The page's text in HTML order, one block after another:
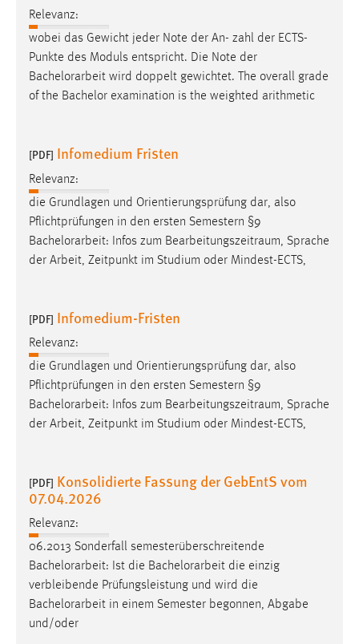
Relevanz:
wobei das Gewicht jeder Note der An- zahl der ECTS-
Punkte des Moduls entspricht. Die Note der
Bachelorarbeit wird doppelt gewichtet. The overall grade
of the Bachelor examination is the weighted arithmetic
[PDF] Infomedium Fristen
Relevanz:
die Grundlagen und Orientierungsprüfung dar, also
Pflichtprüfungen in den ersten Semestern §9
Bachelorarbeit: Infos zum Bearbeitungszeitraum, Sprache
der Arbeit, Zeitpunkt im Studium oder Mindest-ECTS,
[PDF] Infomedium-Fristen
Relevanz:
die Grundlagen und Orientierungsprüfung dar, also
Pflichtprüfungen in den ersten Semestern §9
Bachelorarbeit: Infos zum Bearbeitungszeitraum, Sprache
der Arbeit, Zeitpunkt im Studium oder Mindest-ECTS,
[PDF] Konsolidierte Fassung der GebEntS vom
07.04.2026
Relevanz:
06.2013 Sonderfall semesterüberschreitende
Bachelorarbeit: Ist die Bachelorarbeit die einzig
verbleibende Prüfungsleistung und wird die
Bachelorarbeit in einem Semester begonnen, Abgabe
und/oder